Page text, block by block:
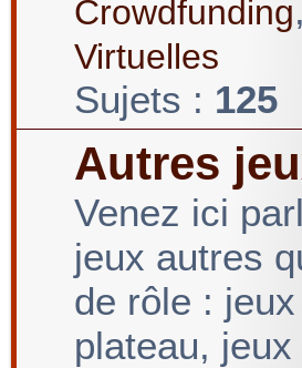
Crowdfunding,
Virtuelles
Sujets : 125
Autres
Venez ici
jeux autres
de rôle :
plateau, jeux